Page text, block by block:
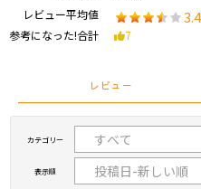
レビュー平均値
3.4
参考になった!合計 7
レビュー
カテゴリー
表示順